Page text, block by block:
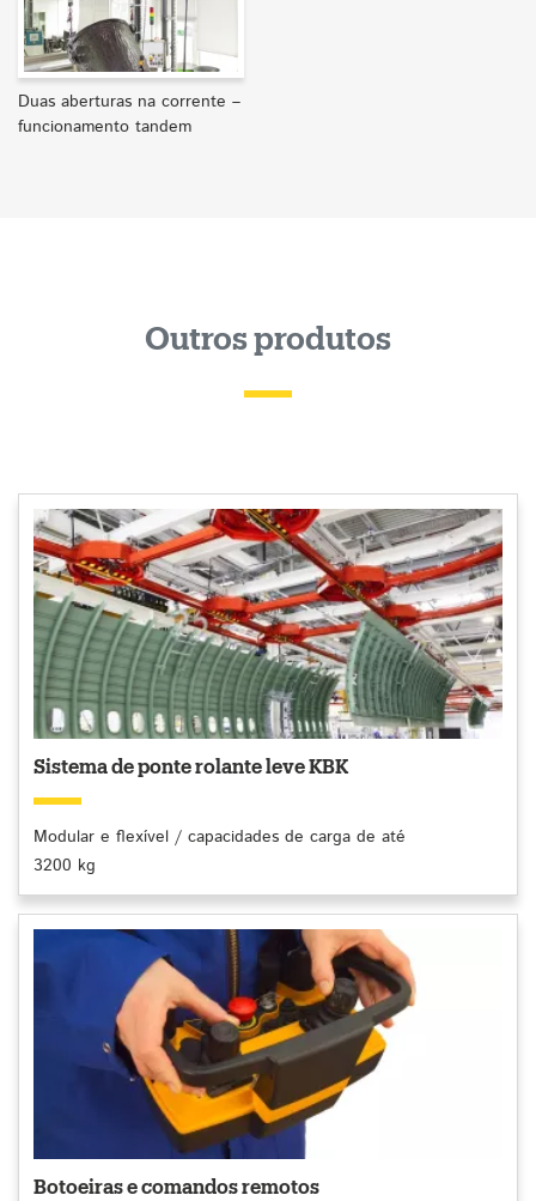
Duas aberturas na corrente –
funcionamento tandem
Outros produtos
Sistema de ponte rolante leve KBK
Modular e flexível / capacidades de carga de até
3200 kg
Botoeiras e comandos remotos